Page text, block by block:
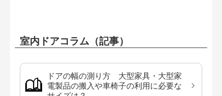
室内ドアコラム（記事）
ドアの幅の測り方 大型家具・大型家
電製品の搬入や車椅子の利用に必要な